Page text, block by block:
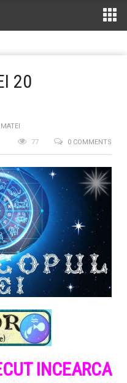
20
0 COMMENTS
77
INCEARCA